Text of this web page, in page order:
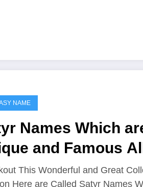
NAME
Names Which
and Famous
Worlds
This Wonderful and Great
Here are Called Satyr Names